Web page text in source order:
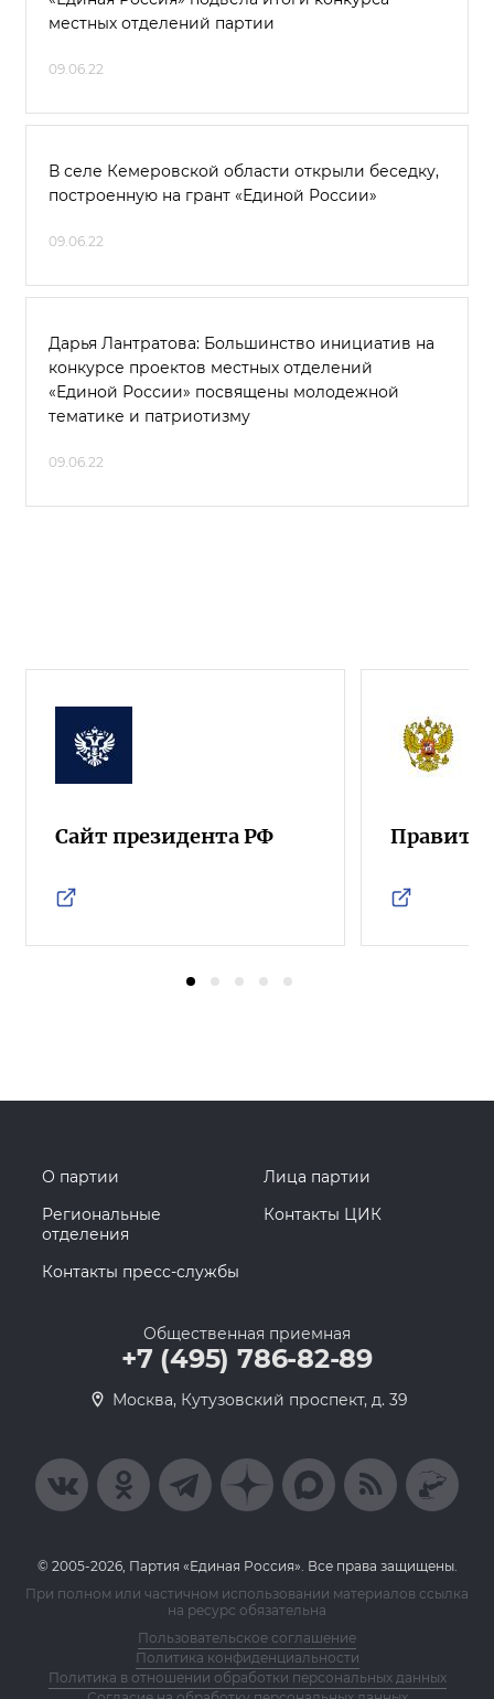
местных отделений партии
09.06.22
В селе Кемеровской области открыли беседку,
построенную на грант «Единой России»
09.06.22
Дарья Лантратова: Большинство инициатив на
конкурсе проектов местных отделений
«Единой России» посвящены молодежной
тематике и патриотизму
09.06.22
Сайт президента РФ
О партии
Лица партии
Региональные
отделения
Контакты ЦИК
Контакты пресс-службы
Общественная приемная
+7 (495) 786-82-89
Москва, Кутузовский проспект, д. 39
© 2005-2026, Партия «Единая Россия». Все права защищены.
При полном или частичном использовании материалов ссылка
на ресурс обязательна
Пользовательское соглашение
Политика конфиденциальности
Политика в отношении обработки персональных данных